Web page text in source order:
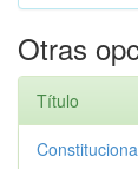
Otras
Título